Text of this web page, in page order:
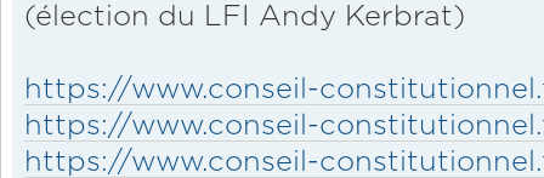
(élection du LFI Andy Kerbrat)
https://www.conseil-
https://www.conseil-
https://www.conseil-